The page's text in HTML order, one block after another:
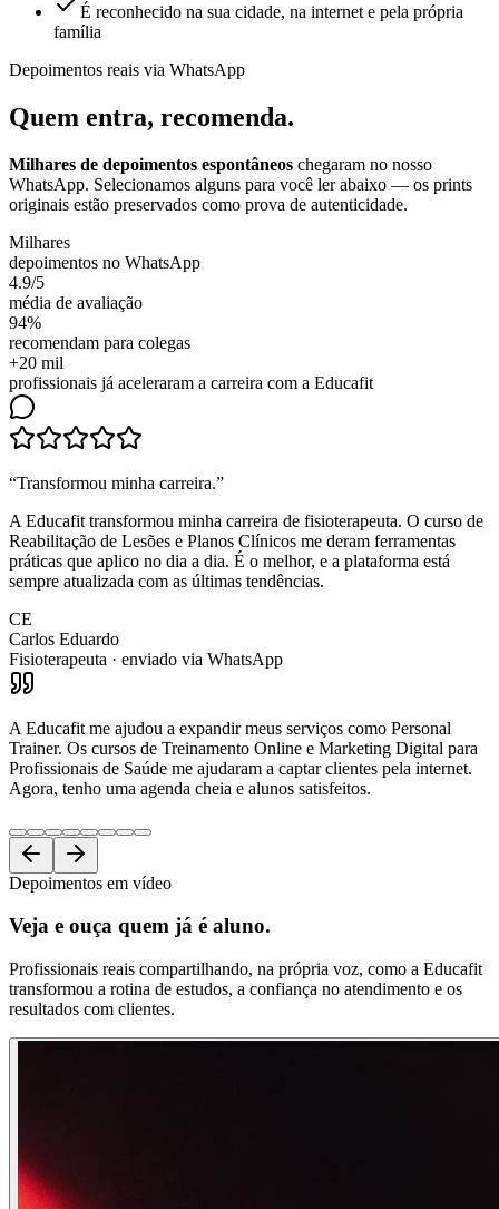
É reconhecido na sua cidade, na internet e pela própria
família
Depoimentos reais via WhatsApp
Quem entra, recomenda.
Milhares de depoimentos espontâneos chegaram no nosso
WhatsApp. Selecionamos alguns para você ler abaixo — os prints
originais estão preservados como prova de autenticidade.
Milhares
depoimentos no WhatsApp
4.9/5
média de avaliação
94%
recomendam para colegas
+20 mil
profissionais já aceleraram a carreira com a Educafit
“Transformou minha carreira.”
A Educafit transformou minha carreira de fisioterapeuta. O curso de
Reabilitação de Lesões e Planos Clínicos me deram ferramentas
práticas que aplico no dia a dia. É o melhor, e a plataforma está
sempre atualizada com as últimas tendências.
CE
Carlos Eduardo
Fisioterapeuta · enviado via WhatsApp
A Educafit me ajudou a expandir meus serviços como Personal
Trainer. Os cursos de Treinamento Online e Marketing Digital para
Profissionais de Saúde me ajudaram a captar clientes pela internet.
Agora, tenho uma agenda cheia e alunos satisfeitos.
Depoimentos em vídeo
Veja e ouça quem já é aluno.
Profissionais reais compartilhando, na própria voz, como a Educafit
transformou a rotina de estudos, a confiança no atendimento e os
resultados com clientes.